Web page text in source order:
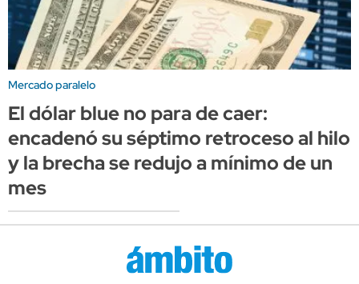
Mercado paralelo
El dólar blue no para de caer:
encadenó su séptimo retroceso al hilo
y la brecha se redujo a mínimo de un
mes